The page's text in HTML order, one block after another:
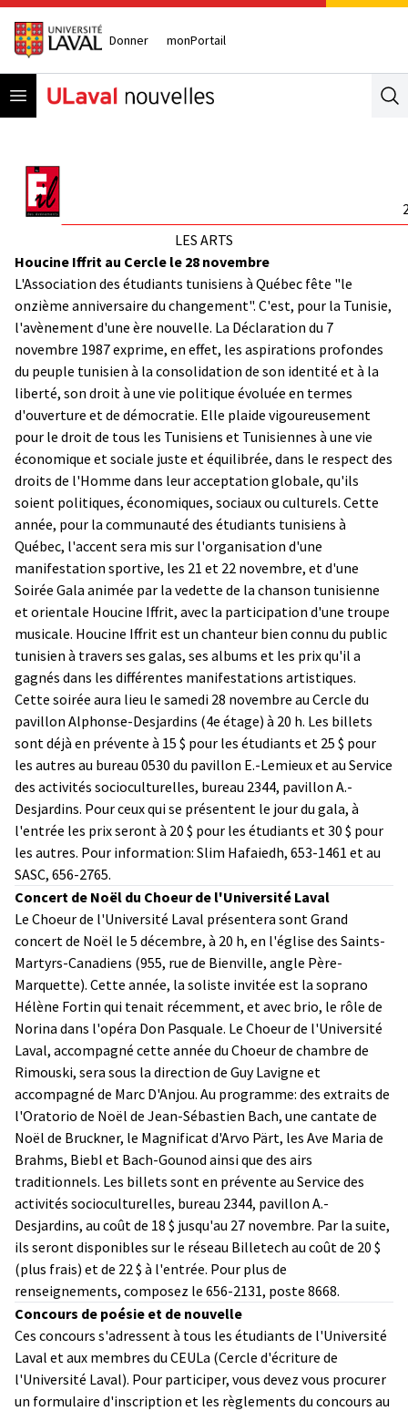
Donner monPortail
Open menu
LES ARTS
Houcine Iffrit au Cercle le 28 novembre
L'Association des étudiants tunisiens à Québec fête "le
onzième anniversaire du changement". C'est, pour la Tunisie,
l'avènement d'une ère nouvelle. La Déclaration du 7
novembre 1987 exprime, en effet, les aspirations profondes
du peuple tunisien à la consolidation de son identité et à la
liberté, son droit à une vie politique évoluée en termes
d'ouverture et de démocratie. Elle plaide vigoureusement
pour le droit de tous les Tunisiens et Tunisiennes à une vie
économique et sociale juste et équilibrée, dans le respect des
droits de l'Homme dans leur acceptation globale, qu'ils
soient politiques, économiques, sociaux ou culturels. Cette
année, pour la communauté des étudiants tunisiens à
Québec, l'accent sera mis sur l'organisation d'une
manifestation sportive, les 21 et 22 novembre, et d'une
Soirée Gala animée par la vedette de la chanson tunisienne
et orientale Houcine Iffrit, avec la participation d'une troupe
musicale. Houcine Iffrit est un chanteur bien connu du public
tunisien à travers ses galas, ses albums et les prix qu'il a
gagnés dans les différentes manifestations artistiques.
Cette soirée aura lieu le samedi 28 novembre au Cercle du
pavillon Alphonse-Desjardins (4e étage) à 20 h. Les billets
sont déjà en prévente à 15 $ pour les étudiants et 25 $ pour
les autres au bureau 0530 du pavillon E.-Lemieux et au Service
des activités socioculturelles, bureau 2344, pavillon A.-
Desjardins. Pour ceux qui se présentent le jour du gala, à
l'entrée les prix seront à 20 $ pour les étudiants et 30 $ pour
les autres. Pour information: Slim Hafaiedh, 653-1461 et au
SASC, 656-2765.
Concert de Noël du Choeur de l'Université Laval
Le Choeur de l'Université Laval présentera sont Grand
concert de Noël le 5 décembre, à 20 h, en l'église des Saints-
Martyrs-Canadiens (955, rue de Bienville, angle Père-
Marquette). Cette année, la soliste invitée est la soprano
Hélène Fortin qui tenait récemment, et avec brio, le rôle de
Norina dans l'opéra Don Pasquale. Le Choeur de l'Université
Laval, accompagné cette année du Choeur de chambre de
Rimouski, sera sous la direction de Guy Lavigne et
accompagné de Marc D'Anjou. Au programme: des extraits de
l'Oratorio de Noël de Jean-Sébastien Bach, une cantate de
Noël de Bruckner, le Magnificat d'Arvo Pärt, les Ave Maria de
Brahms, Biebl et Bach-Gounod ainsi que des airs
traditionnels. Les billets sont en prévente au Service des
activités socioculturelles, bureau 2344, pavillon A.-
Desjardins, au coût de 18 $ jusqu'au 27 novembre. Par la suite,
ils seront disponibles sur le réseau Billetech au coût de 20 $
(plus frais) et de 22 $ à l'entrée. Pour plus de
renseignements, composez le 656-2131, poste 8668.
Concours de poésie et de nouvelle
Ces concours s'adressent à tous les étudiants de l'Université
Laval et aux membres du CEULa (Cercle d'écriture de
l'Université Laval). Pour participer, vous devez vous procurer
un formulaire d'inscription et les règlements du concours au